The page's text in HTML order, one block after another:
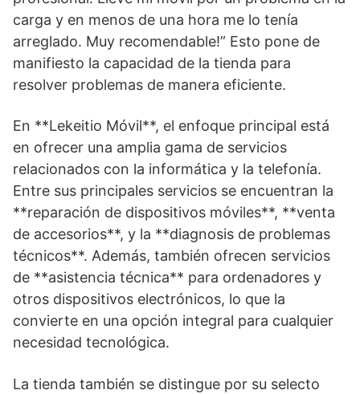
carga y en menos de una hora me lo tenía
arreglado. Muy recomendable!” Esto pone de
manifiesto la capacidad de la tienda para
resolver problemas de manera eficiente.
En **Lekeitio Móvil**, el enfoque principal está
en ofrecer una amplia gama de servicios
relacionados con la informática y la telefonía.
Entre sus principales servicios se encuentran la
**reparación de dispositivos móviles**, **venta
de accesorios**, y la **diagnosis de problemas
técnicos**. Además, también ofrecen servicios
de **asistencia técnica** para ordenadores y
otros dispositivos electrónicos, lo que la
convierte en una opción integral para cualquier
necesidad tecnológica.
La tienda también se distingue por su selecto